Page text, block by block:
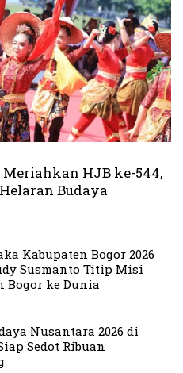
HJB ke-544,
Budaya
Kabupaten Bogor 2026
Susmanto Titip Misi
Bogor ke Dunia
Nusantara 2026 di
Sedot Ribuan